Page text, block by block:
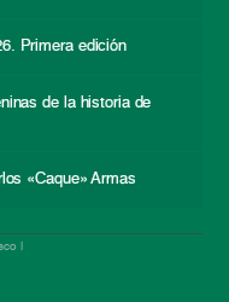
Primera edición
de la historia de
«Caque» Armas
|